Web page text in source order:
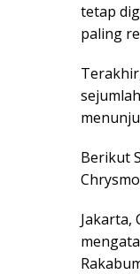
tetap
paling
Berikut
Jakarta,